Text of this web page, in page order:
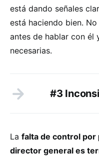
está dando señales
está haciendo bien.
antes de hablar con él
necesarias.
#3
La falta de control por
director general es